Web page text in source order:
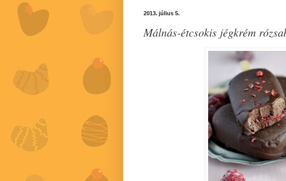
2013. július 5.
Málnás-étcsokis jégkrém